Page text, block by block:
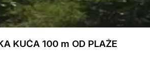
OTOK KRK BAŠKA KUĆA 100 m OD PLAŽE